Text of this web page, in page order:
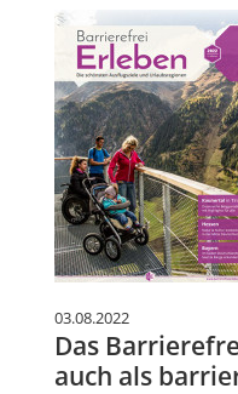
03.08.2022
Das
auch als